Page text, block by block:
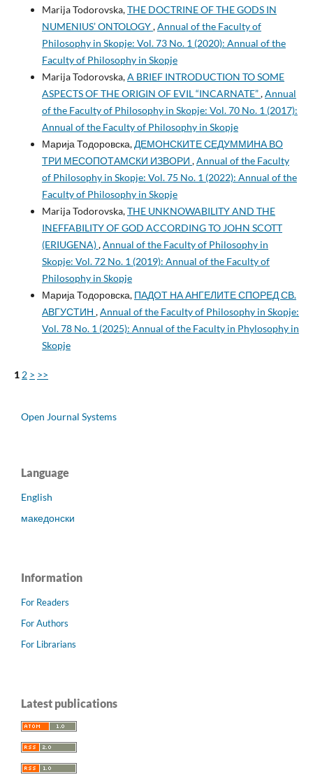
Marija Todorovska,THE DOCTRINE OF THE GODS IN
NUMENIUS’ ONTOLOGY,Annual of the Faculty of
Philosophy in Skopje: Vol. 73 No. 1 (2020): Annual of the
Faculty of Philosophy in Skopje
Marija Todorovska,A BRIEF INTRODUCTION TO SOME
ASPECTS OF THE ORIGIN OF EVIL “INCARNATE”,Annual
of the Faculty of Philosophy in Skopje: Vol. 70 No. 1 (2017):
Annual of the Faculty of Philosophy in Skopje
Марија Тодоровска, ДЕМОНСКИТЕ СЕДУММИНА ВО
ТРИ МЕСОПОТАМСКИ ИЗВОРИ ,Annual of the Faculty
of Philosophy in Skopje: Vol. 75 No. 1 (2022): Annual of the
Faculty of Philosophy in Skopje
Marija Todorovska,THE UNKNOWABILITY AND THE
INEFFABILITY OF GOD ACCORDING TO JOHN SCOTT
(ERIUGENA),Annual of the Faculty of Philosophy in
Skopje: Vol. 72 No. 1 (2019): Annual of the Faculty of
Philosophy in Skopje
Марија Тодоровска, ПАДОТ НА АНГЕЛИТЕ СПОРЕД СВ.
АВГУСТИН ,Annual of the Faculty of Philosophy in Skopje:
Vol. 78 No. 1 (2025): Annual of the Faculty in Phylosophy in
Skopje
1 2 > >>
Open Journal Systems
Language
English
македонски
Information
For Readers
For Authors
For Librarians
Latest publications